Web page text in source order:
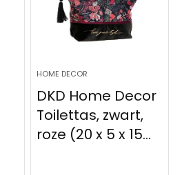
HOME DECOR
DKD Home Decor
Toilettas, zwart,
roze (20 x 5 x 15...